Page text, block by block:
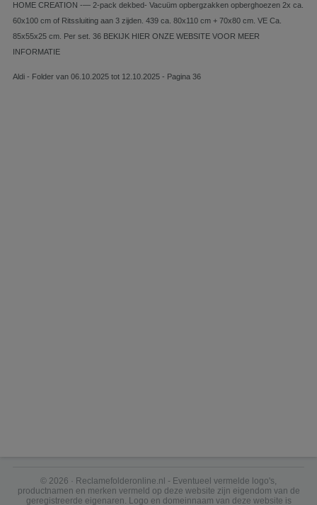
HOME CREATION -— 2-pack dekbed- Vacuüm opbergzakken opberghoezen 2x ca.
60x100 cm of Ritssluiting aan 3 zijden. 439 ca. 80x110 cm + 70x80 cm. VE Ca.
85x55x25 cm. Per set. 36 BEKIJK HIER ONZE WEBSITE VOOR MEER
INFORMATIE
Aldi - Folder van 06.10.2025 tot 12.10.2025 - Pagina 36
© 2026 · Reclamefolderonline.nl - Eventueel vermelde logo's,
productnamen en merken vermeld op deze website zijn eigendom van de
geregistreerde eigenaren. Logo en domeinnaam van deze website is